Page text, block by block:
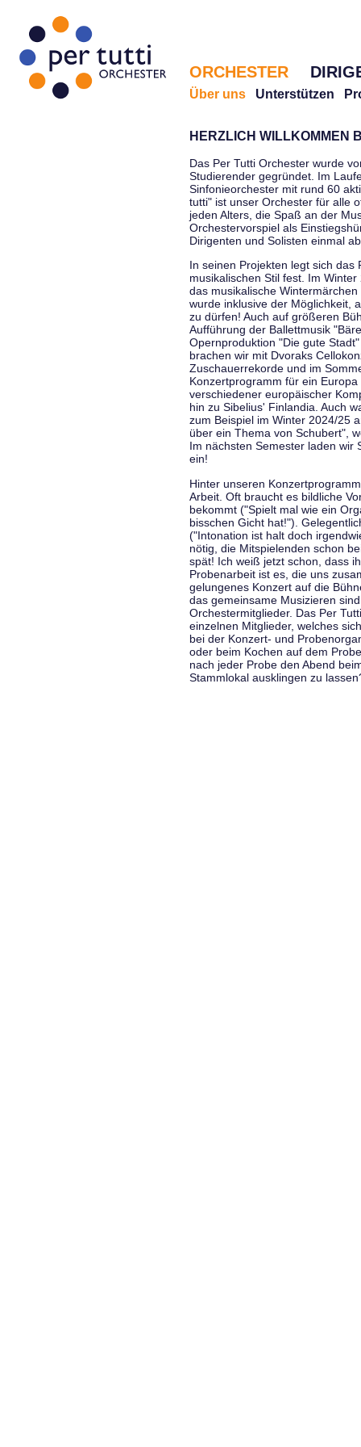
ORCHESTER
Über uns Unterstützen
HERZLICH WILLKOMMEN
Das Per Tutti Orchester wurde
Studierender gegründet. Im
Sinfonieorchester mit rund 60
tutti" ist unser Orchester für alle
jeden Alters, die Spaß an der
Orchestervorspiel als
Dirigenten und Solisten einmal
In seinen Projekten legt sich das
musikalischen Stil fest. Im
das musikalische
wurde inklusive der Möglichkeit,
zu dürfen! Auch auf größeren
Aufführung der Ballettmusik
Opernproduktion "Die gute
brachen wir mit Dvoraks
Zuschauerrekorde und im
Konzertprogramm für ein
verschiedener europäischer
hin zu Sibelius' Finlandia. Auch
zum Beispiel im Winter 2024/25
über ein Thema von Schubert",
Im nächsten Semester laden wir
ein!
Hinter unseren
Arbeit. Oft braucht es bildliche
bekommt ("Spielt mal wie ein
bisschen Gicht hat!").
("Intonation ist halt doch
nötig, die Mitspielenden schon
spät! Ich weiß jetzt schon, dass
Probenarbeit ist es, die uns
gelungenes Konzert auf die
das gemeinsame Musizieren
Orchestermitglieder. Das Per
einzelnen Mitglieder, welches
bei der Konzert- und
oder beim Kochen auf dem
nach jeder Probe den Abend
Stammlokal ausklingen zu